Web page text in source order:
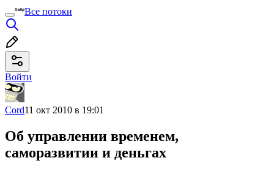
Все потоки
Войти
Cord11 окт 2010 в 19:01
Об управлении временем,
саморазвитии и деньгах